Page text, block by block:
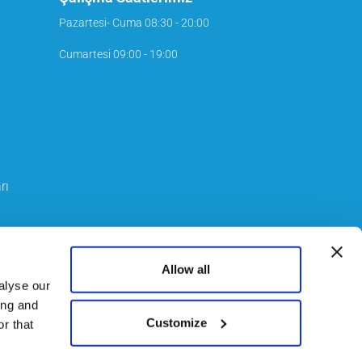
our
and
that
Allow all
Customize
Pazartesi- Cuma 08:30 - 20:00
Cumartesi 09:00 - 19:00